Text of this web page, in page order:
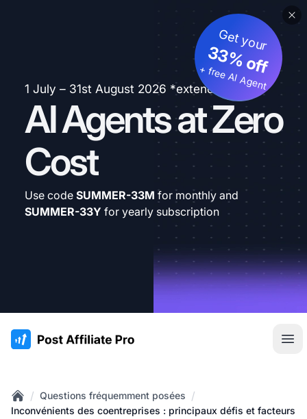
1 July – 31st August 2026 *extended
AI Agents at Zero
Cost
Get your
33% off
+ free AI Agent
Use code SUMMER-33M for monthly and
SUMMER-33Y for yearly subscription
:site.title
Home
/ Questions fréquemment posées /
Inconvénients des coentreprises : principaux défis et facteurs